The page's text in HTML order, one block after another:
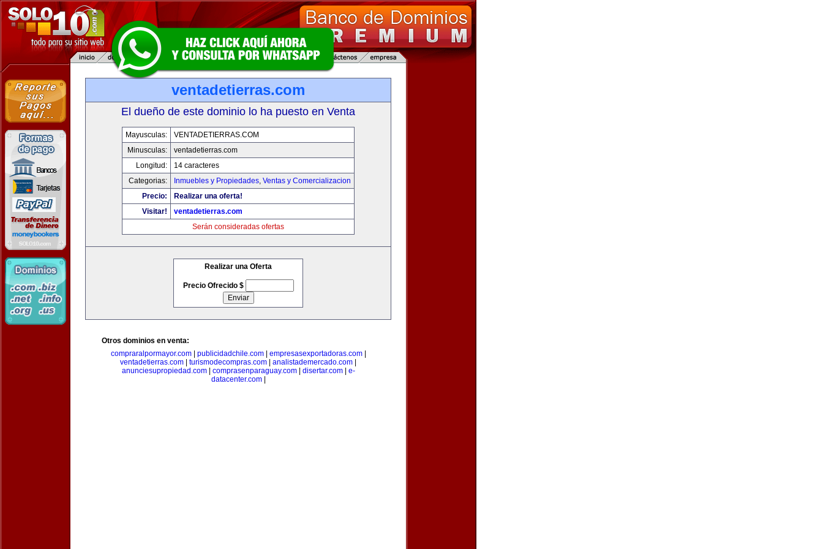
ventadetierras.com
El dueño de este dominio lo ha puesto en Venta
Mayusculas:
VENTADETIERRAS.COM
Minusculas:
ventadetierras.com
Longitud:
14 caracteres
Categorias:
Inmuebles y Propiedades, Ventas y Comercializacion
Precio:
Realizar una oferta!
Visitar!
ventadetierras.com
Serán consideradas ofertas
Realizar una Oferta
Precio Ofrecido $
Otros dominios en venta:
compraralpormayor.com| publicidadchile.com| empresasexportadoras.com|
ventadetierras.com
turismodecompras.com analistademercado.com
anunciesupropiedad.com| comprasenparaguay.com| disertar.com| e-
datacenter.com|